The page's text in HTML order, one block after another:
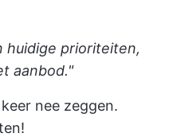
huidige prioriteiten,
aanbod."
nee zeggen.